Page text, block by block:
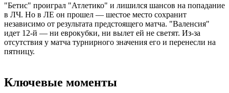
"Бетис" проиграл "Атлетико" и лишился шансов на попадание
в ЛЧ. Но в ЛЕ он прошел — шестое место сохранит
независимо от результата предстоящего матча. "Валенсия"
идет 12-й — ни еврокубки, ни вылет ей не светят. Из-за
отсутствия у матча турнирного значения его и перенесли на
пятницу.
Ключевые моменты